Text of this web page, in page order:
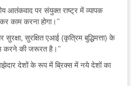
आतंकवाद पर संयुक्त राष्ट्र में व्यापक
काम करना होगा।’’
सुरक्षा, सुरक्षित एआई (कृत्रिम बुद्धिमत्ता) के
करने की जरूरत है।’’
देशों के रूप में ब्रिक्स में नये देशों का